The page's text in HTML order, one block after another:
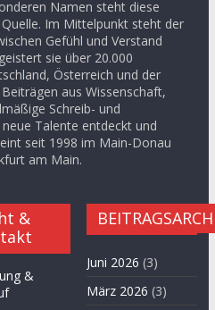
Namen steht diese
Im Mittelpunkt steht der
Gefühl und Verstand
sie über 20.000
Österreich und der
aus Wissenschaft,
Schreib- und
Talente entdeckt und
seit 1998 im Main-Donau
am Main.
&
&
Juni 2026 (3)
März 2026 (3)